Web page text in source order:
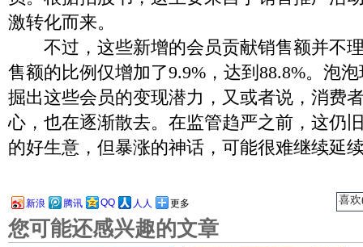
激转化而来。
不过，这些新增的会员贡献销售额并不
售额的比例仅增加了9.9%，达到88.8%。泡
掘出这些会员的变现潜力，又或者说，消费
心，也在逐渐散去。在监管趋严之前，这仍
的好生意，但暴涨的神话，可能很难继续延
新浪 腾讯 QQ 人人 更多 喜
您可能还感兴趣的文章